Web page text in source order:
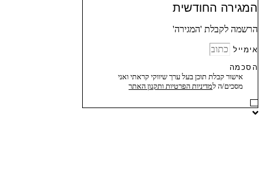
המגירה החודשית
הרשמה לקבלת 'המגירה'
אימייל
הסכמה
אישור קבלת תוכן בעל ערך שיווקי קראתי ואני
מסכים/ה למדיניות הפרטיות ותקנון האתר